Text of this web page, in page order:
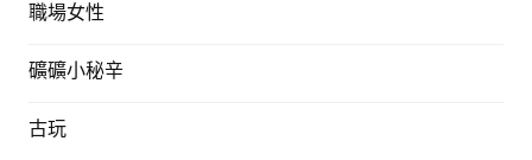
職場女性
礦礦小秘辛
古玩